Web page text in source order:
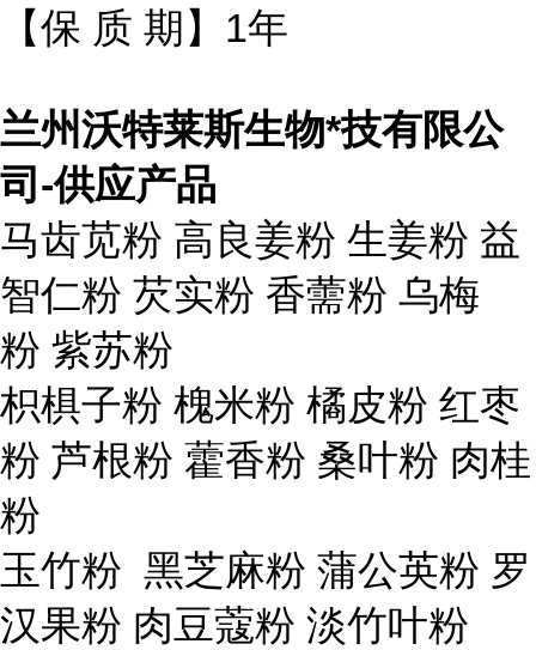
【保 质 期】1年
兰州沃特莱斯生物*技有限公
司-供应产品
马齿苋粉 高良姜粉 生姜粉 益
智仁粉 芡实粉 香薷粉 乌梅
粉 紫苏粉
枳椇子粉 槐米粉 橘皮粉 红枣
粉 芦根粉 藿香粉 桑叶粉 肉桂
粉
玉竹粉 黑芝麻粉 蒲公英粉 罗
汉果粉 肉豆蔻粉 淡竹叶粉